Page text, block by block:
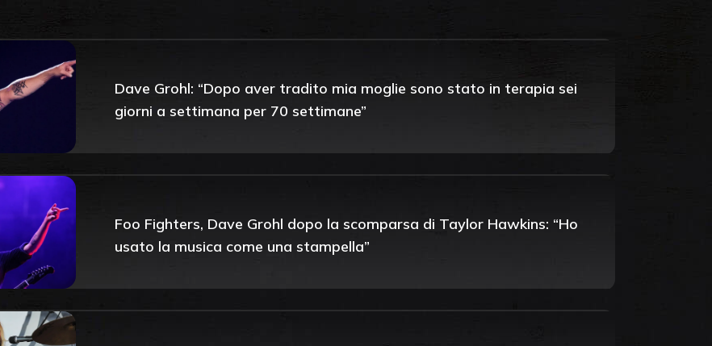
Dave Grohl: “Dopo aver tradito mia moglie sono stato in terapia sei
giorni a settimana per 70 settimane”
Foo Fighters, Dave Grohl dopo la scomparsa di Taylor Hawkins: “Ho
usato la musica come una stampella”